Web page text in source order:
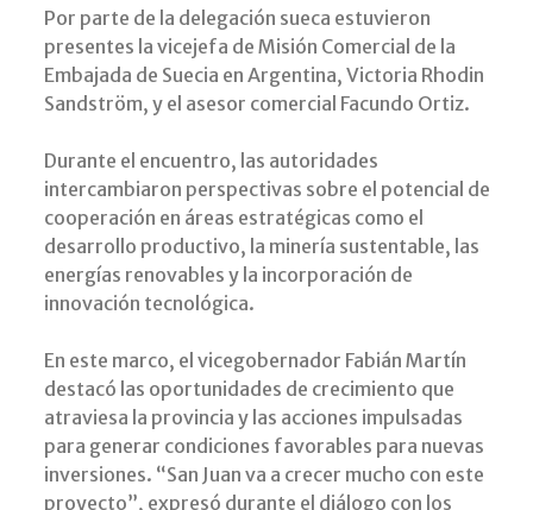
Por parte de la delegación sueca estuvieron
presentes la vicejefa de Misión Comercial de la
Embajada de Suecia en Argentina, Victoria Rhodin
Sandström, y el asesor comercial Facundo Ortiz.
Durante el encuentro, las autoridades
intercambiaron perspectivas sobre el potencial de
cooperación en áreas estratégicas como el
desarrollo productivo, la minería sustentable, las
energías renovables y la incorporación de
innovación tecnológica.
En este marco, el vicegobernador Fabián Martín
destacó las oportunidades de crecimiento que
atraviesa la provincia y las acciones impulsadas
para generar condiciones favorables para nuevas
inversiones. “San Juan va a crecer mucho con este
proyecto”, expresó durante el diálogo con los